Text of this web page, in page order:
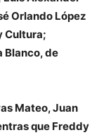
Orlando López
Cultura;
Blanco, de
Mateo, Juan
que Freddy